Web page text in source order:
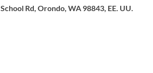
Rd, Orondo, WA 98843, EE. UU.